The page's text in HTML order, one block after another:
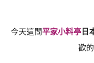
今天這間平家小料亭 日
歡